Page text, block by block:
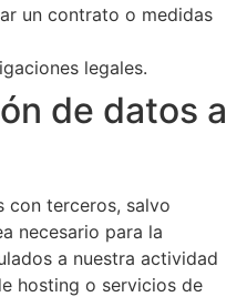
un contrato o medidas
legales.
de datos a
con terceros, salvo
necesario para la
a nuestra actividad
hosting o servicios de